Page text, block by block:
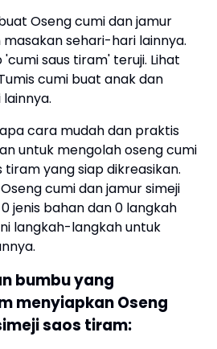
Oseng cumi dan jamur
sehari-hari lainnya.
'cumi saus tiram' teruji. Lihat
cumi buat anak dan
cara mudah dan praktis
untuk mengolah oseng cumi
tiram yang siap dikreasikan.
cumi dan jamur simeji
jenis bahan dan 0 langkah
langkah-langkah untuk
bumbu yang
menyiapkan Oseng
saos tiram: